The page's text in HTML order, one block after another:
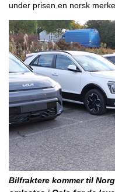
under prisen en norsk
Bilfraktere kommer til